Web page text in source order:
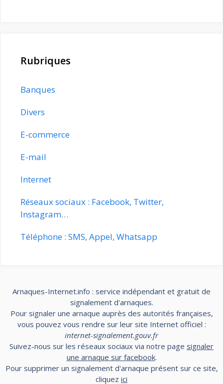
Rubriques
Banques
Divers
E-commerce
E-mail
Internet
Réseaux sociaux : Facebook, Twitter,
Instagram…
Téléphone : SMS, Appel, Whatsapp
Arnaques-Internet.info : service indépendant et gratuit de
signalement d'arnaques.
Pour signaler une arnaque auprès des autorités françaises,
vous pouvez vous rendre sur leur site Internet officiel :
internet-signalement.gouv.fr
Suivez-nous sur les réseaux sociaux via notre page signaler
une arnaque sur facebook.
Pour supprimer un signalement d'arnaque présent sur ce site,
cliquez ici